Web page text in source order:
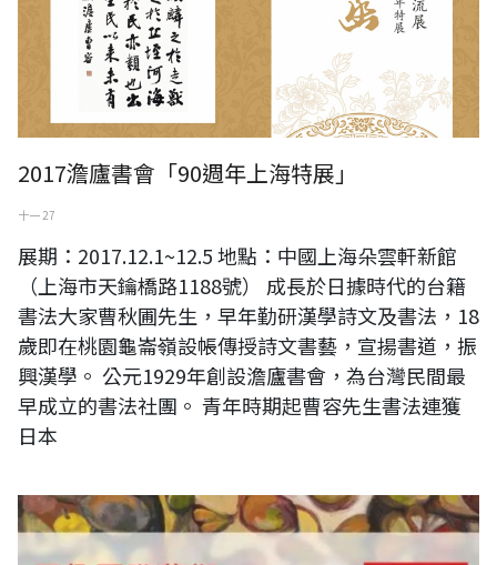
2017澹廬書會「90週年上海特展」
十一 27
展期：2017.12.1~12.5 地點：中國上海朵雲軒新館
（上海市天鑰橋路1188號） 成長於日據時代的台籍
書法大家曹秋圃先生，早年勤研漢學詩文及書法，18
歲即在桃園龜崙嶺設帳傳授詩文書藝，宣揚書道，振
興漢學。 公元1929年創設澹廬書會，為台灣民間最
早成立的書法社團。 青年時期起曹容先生書法連獲
日本
天趣展訊 | 11月25日，我們在深圳藝博會等你！